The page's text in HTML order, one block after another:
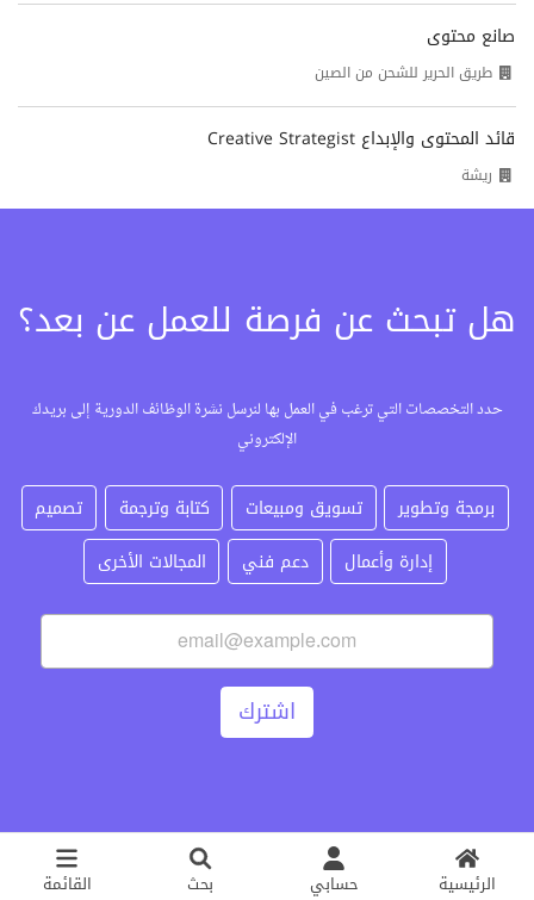
الرئيسية حسابي بحث القائمة
صانع محتوى
طريق الحرير للشحن من الصين
قائد المحتوى والإبداع Creative Strategist
ريشة
هل تبحث عن فرصة للعمل عن بعد؟
حدد التخصصات التي ترغب في العمل بها لنرسل نشرة الوظائف الدورية إلى بريدك
الإلكتروني
برمجة وتطوير تسويق ومبيعات كتابة وترجمة
تصميم
إدارة وأعمال
دعم فني المجالات الأخرى
اشترك